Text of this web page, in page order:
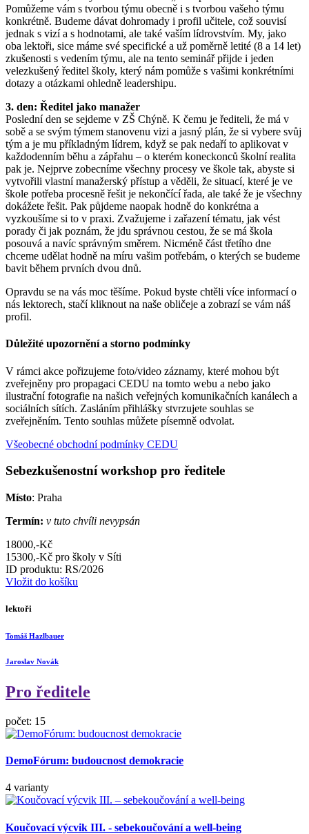
Pomůžeme vám s tvorbou týmu obecně i s tvorbou vašeho týmu
konkrétně. Budeme dávat dohromady i profil učitele, což souvisí
jednak s vizí a s hodnotami, ale také vaším lídrovstvím. My, jako
oba lektoři, sice máme své specifické a už poměrně letité (8 a 14 let)
zkušenosti s vedením týmu, ale na tento seminář přijde i jeden
velezkušený ředitel školy, který nám pomůže s vašimi konkrétními
dotazy a otázkami ohledně leadershipu.
3. den: Ředitel jako manažer
Poslední den se sejdeme v ZŠ Chýně. K čemu je řediteli, že má v
sobě a se svým týmem stanovenu vizi a jasný plán, že si vybere svůj
tým a je mu příkladným lídrem, když se pak nedaří to aplikovat v
každodenním běhu a zápřahu – o kterém koneckonců školní realita
pak je. Nejprve zobecníme všechny procesy ve škole tak, abyste si
vytvořili vlastní manažerský přístup a věděli, že situací, které je ve
škole potřeba procesně řešit je nekončící řada, ale také že je všechny
dokážete řešit. Pak půjdeme naopak hodně do konkrétna a
vyzkoušíme si to v praxi. Zvažujeme i zařazení tématu, jak vést
porady či jak poznám, že jdu správnou cestou, že se má škola
posouvá a navíc správným směrem. Nicméně část třetího dne
chceme udělat hodně na míru vašim potřebám, o kterých se budeme
bavit během prvních dvou dnů.
Opravdu se na vás moc těšíme. Pokud byste chtěli více informací o
nás lektorech, stačí kliknout na naše obličeje a zobrazí se vám náš
profil.
Důležité upozornění a storno podmínky
V rámci akce pořizujeme foto/video záznamy, které mohou být
zveřejněny pro propagaci CEDU na tomto webu a nebo jako
ilustrační fotografie na našich veřejných komunikačních kanálech a
sociálních sítích. Zasláním přihlášky stvrzujete souhlas se
zveřejněním. Tento souhlas můžete písemně odvolat.
Všeobecné obchodní podmínky CEDU
Sebezkušenostní workshop pro ředitele
Místo: Praha
Termín: v tuto chvíli nevypsán
18000,-Kč
15300,-Kč pro školy v Síti
ID produktu: RS/2026
Vložit do košíku
lektoři
Tomáš Hazlbauer
Jaroslav Novák
Pro ředitele
počet: 15
DemoFórum: budoucnost demokracie
4 varianty
Koučovací výcvik III. - sebekoučování a well-being